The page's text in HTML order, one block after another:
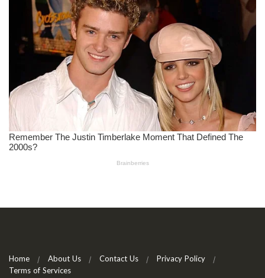
Home About Us Contact Us
Privacy Policy
Terms of Services